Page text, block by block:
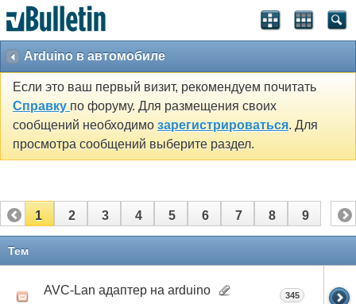
Arduino в автомобиле
Если это ваш первый визит, рекомендуем почитать
Справку по форуму. Для размещения своих
сообщений необходимо зарегистрироваться. Для
просмотра сообщений выберите раздел.
1 2 3 4 5 6 7 8 9
Тем
AVC-Lan адаптер на arduino 345